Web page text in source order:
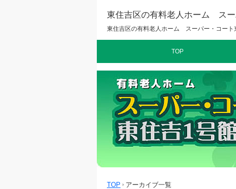
東住吉区の有料老人ホーム ス
東住吉区の有料老人ホーム スーパー・コート
TOP
TOP アーカイブ一覧